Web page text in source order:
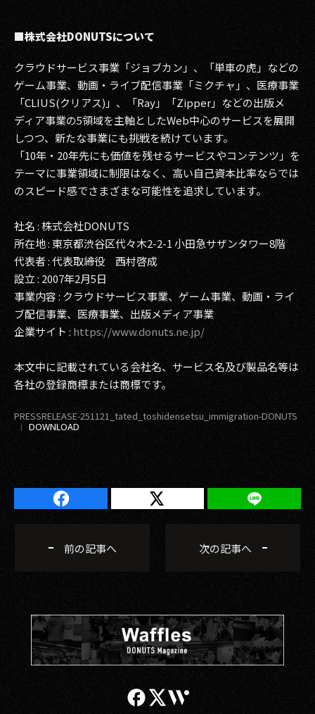
■株式会社DONUTSについて
クラウドサービス事業「ジョブカン」、「単車の虎」などの
ゲーム事業、動画・ライブ配信事業「ミクチャ」、医療事業
「CLIUS(クリアス)」、「Ray」「Zipper」などの出版メ
ディア事業の5領域を主軸としたWeb中心のサービスを展開
しつつ、新たな事業にも挑戦を続けています。
「10年・20年先にも価値を残せるサービスやコンテンツ」を
テーマに事業領域に制限はなく、高い自己資本比率ならでは
のスピード感でさまざまな可能性を追求しています。
社名 : 株式会社DONUTS
所在地 : 東京都渋谷区代々木2-2-1 小田急サザンタワー8階
代表者 : 代表取締役 西村啓成
設立 : 2007年2月5日
事業内容 : クラウドサービス事業、ゲーム事業、動画・ライ
ブ配信事業、医療事業、出版メディア事業
企業サイト : https://www.donuts.ne.jp/
本文中に記載されている会社名、サービス名及び製品名等は
各社の登録商標または商標です。
PRESSRELEASE-251121_tated_toshidensetsu_immigration-DONUTS
前の記事へ 次の記事へ